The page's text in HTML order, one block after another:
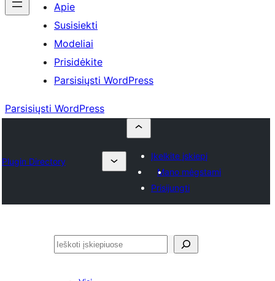
Apie
Susisiekti
Modeliai
Prisidėkite
Parsisiųsti WordPress
Parsisiųsti WordPress
Plugin Directory
Įkelkite įskiepį
Mano mėgstami
Prisijungti
Paieška